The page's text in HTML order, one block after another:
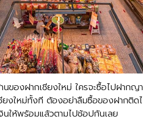
ของฝากเชียงใหม่ ใครจะซื้อไปฝา
ยงใหม่ทั้งที ต้องอย่าลืมซื้อของฝาก
นให้พร้อมแล้วตามไปช้อปกันเลย